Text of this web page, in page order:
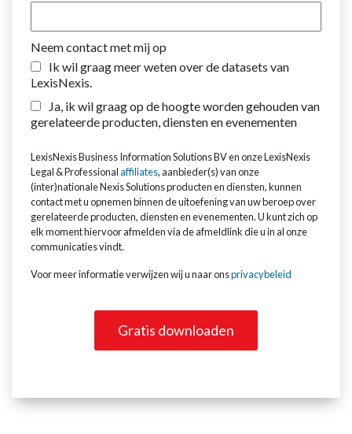
Neem contact met mij op
Ik wil graag meer weten over de datasets van
LexisNexis.
Ja, ik wil graag op de hoogte worden gehouden van
gerelateerde producten, diensten en evenementen
LexisNexis Business Information Solutions BV en onze LexisNexis
Legal & Professionalaffiliates, aanbieder(s) van onze
(inter)nationale Nexis Solutions producten en diensten, kunnen
contact met u opnemen binnen de uitoefening van uw beroep over
gerelateerde producten, diensten en evenementen. U kunt zich op
elk moment hiervoor afmelden via de afmeldlink die u in al onze
communicaties vindt.
Voor meer informatie verwijzen wij u naar onsprivacybeleid